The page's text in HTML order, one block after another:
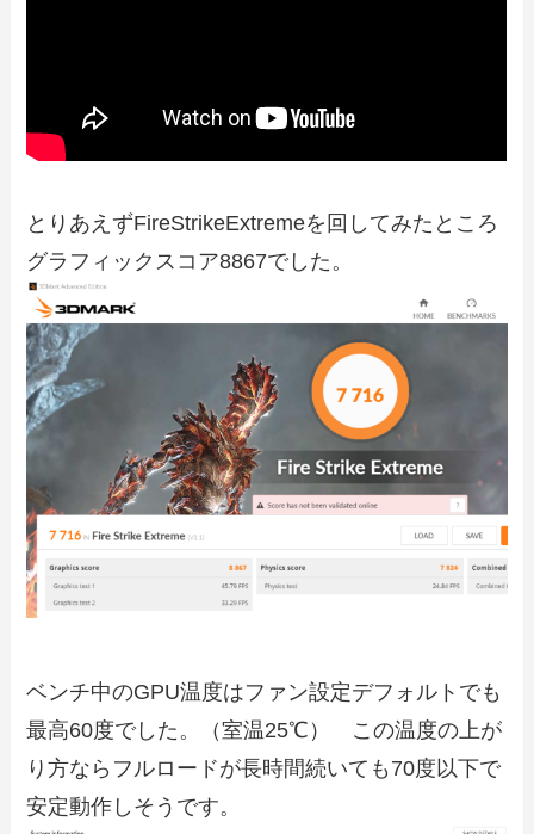
とりあえずFireStrikeExtremeを回してみたところ
グラフィックスコア8867でした。
ベンチ中のGPU温度はファン設定デフォルトでも
最高60度でした。（室温25℃） この温度の上が
り方ならフルロードが長時間続いても70度以下で
安定動作しそうです。